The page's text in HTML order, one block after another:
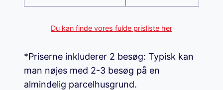
Du kan finde vores fulde prisliste her
*Priserne inkluderer 2 besøg: Typisk kan
man nøjes med 2-3 besøg på en
almindelig parcelhusgrund.